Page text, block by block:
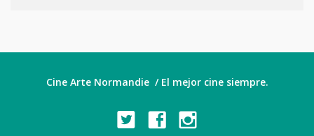
Cine Arte Normandie / El mejor cine siempre.